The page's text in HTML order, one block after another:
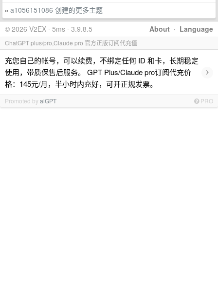
» a1056151086 创建的更多主题
About · Language
© 2026 V2EX · 5ms · 3.9.8.5
ChatGPT plus/pro,Claude pro 官方正版订阅代充值
充您自己的帐号，可以续费，不绑定任何 ID 和卡，长期稳定
使用，带质保售后服务。 GPT Plus/Claude pro订阅代充价
格：145元/月，半小时内充好，可开正规发票。
›
Promoted byaiGPT PRO